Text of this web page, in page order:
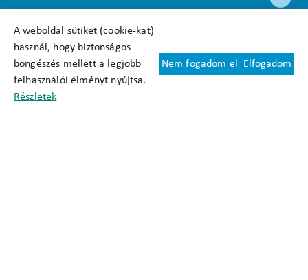
A weboldal sütiket (cookie-kat)
használ, hogy biztonságos
böngészés mellett a legjobb
felhasználói élményt nyújtsa.
Részletek
Nem fogadom el Elfogadom
Felhasználási feltételek